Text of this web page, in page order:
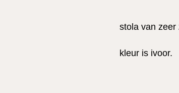
stola van zeer
kleur is ivoor.